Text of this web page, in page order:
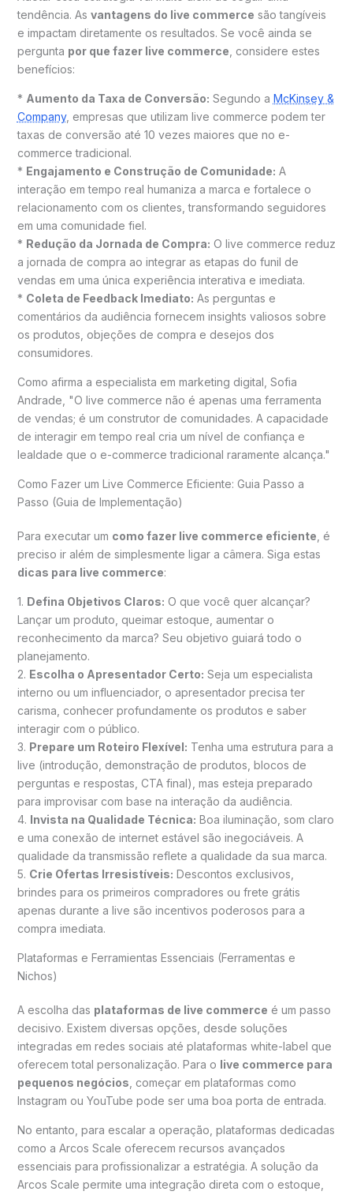
tendência. As vantagens do live commerce são tangíveis
e impactam diretamente os resultados. Se você ainda se
pergunta por que fazer live commerce , considere estes
benefícios:
* Aumento da Taxa de Conversão: Segundo a McKinsey &
Company, empresas que utilizam live commerce podem ter
taxas de conversão até 10 vezes maiores que no e-
commerce tradicional.
* Engajamento e Construção de Comunidade: A
interação em tempo real humaniza a marca e fortalece o
relacionamento com os clientes, transformando seguidores
em uma comunidade fiel.
* Redução da Jornada de Compra: O live commerce reduz
a jornada de compra ao integrar as etapas do funil de
vendas em uma única experiência interativa e imediata.
* Coleta de Feedback Imediato: As perguntas e
comentários da audiência fornecem insights valiosos sobre
os produtos, objeções de compra e desejos dos
consumidores.
Como afirma a especialista em marketing digital, Sofia
Andrade, "O live commerce não é apenas uma ferramenta
de vendas; é um construtor de comunidades. A capacidade
de interagir em tempo real cria um nível de confiança e
lealdade que o e-commerce tradicional raramente alcança."
Como Fazer um Live Commerce Eficiente: Guia Passo a
Passo (Guia de Implementação)
Para executar um como fazer live commerce eficiente , é
preciso ir além de simplesmente ligar a câmera. Siga estas
dicas para live commerce:
1. Defina Objetivos Claros: O que você quer alcançar?
Lançar um produto, queimar estoque, aumentar o
reconhecimento da marca? Seu objetivo guiará todo o
planejamento.
2. Escolha o Apresentador Certo: Seja um especialista
interno ou um influenciador, o apresentador precisa ter
carisma, conhecer profundamente os produtos e saber
interagir com o público.
3. Prepare um Roteiro Flexível: Tenha uma estrutura para a
live (introdução, demonstração de produtos, blocos de
perguntas e respostas, CTA final), mas esteja preparado
para improvisar com base na interação da audiência.
4. Invista na Qualidade Técnica: Boa iluminação, som claro
e uma conexão de internet estável são inegociáveis. A
qualidade da transmissão reflete a qualidade da sua marca.
5. Crie Ofertas Irresistíveis: Descontos exclusivos,
brindes para os primeiros compradores ou frete grátis
apenas durante a live são incentivos poderosos para a
compra imediata.
Plataformas e Ferramientas Essenciais (Ferramentas e
Nichos)
A escolha das plataformas de live commerce é um passo
decisivo. Existem diversas opções, desde soluções
integradas em redes sociais até plataformas white-label que
oferecem total personalização. Para o live commerce para
pequenos negócios , começar em plataformas como
Instagram ou YouTube pode ser uma boa porta de entrada.
No entanto, para escalar a operação, plataformas dedicadas
como a Arcos Scale oferecem recursos avançados
essenciais para profissionalizar a estratégia. A solução da
Arcos Scale permite uma integração direta com o estoque,